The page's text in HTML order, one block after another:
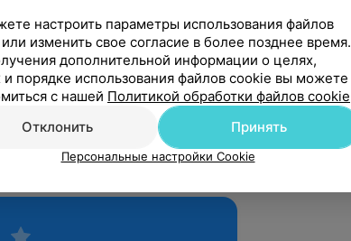
детей. Клиника. Диагностика.
настроить параметры использования файлов
изменить свое согласие в более позднее время.
дополнительной информации о целях,
и порядке использования файлов cookie вы можете
с нашей Политикой обработки файлов cookie
Отклонить
Принять
Персональные настройки Cookie